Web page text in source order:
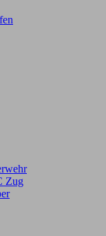
Zug